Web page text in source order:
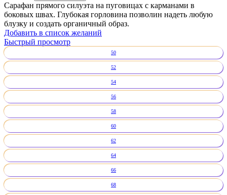
Сарафан прямого силуэта на пуговицах с карманами в
боковых швах. Глубокая горловина позволин надеть любую
блузку и создать органичный образ.
Добавить в список желаний
Быстрый просмотр
50
52
54
56
58
60
62
64
66
68